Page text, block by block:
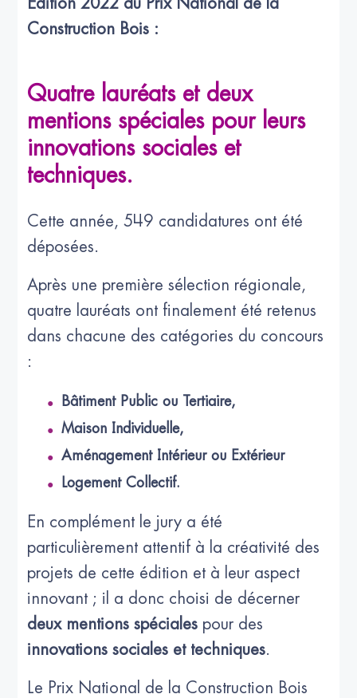
Edition 2022 du Prix National de la
Construction Bois :
Quatre lauréats et deux
mentions spéciales pour leurs
innovations sociales et
techniques.
Cette année, 549 candidatures ont été
déposées.
Après une première sélection régionale,
quatre lauréats ont finalement été retenus
dans chacune des catégories du concours
:
Bâtiment Public ou Tertiaire,
Maison Individuelle,
Aménagement Intérieur ou Extérieur
Logement Collectif.
En complément le jury a été
particulièrement attentif à la créativité des
projets de cette édition et à leur aspect
innovant ; il a donc choisi de décerner
deux mentions spéciales pour des
innovations sociales et techniques.
Le Prix National de la Construction Bois